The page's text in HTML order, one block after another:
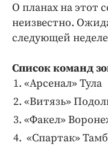
Бренд года
О планах на этот
неизвестно.
следующей
Список команд
«Арсенал» Тула
«Витязь»
«Факел»
«Спартак»